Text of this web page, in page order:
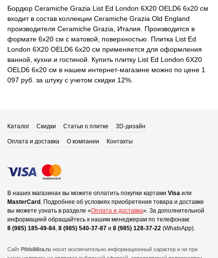
Бордюр Ceramiche Grazia List Ed London 6X20 OELD6 6x20 см
входит в состав коллекции Ceramiche Grazia Old England
производителя Ceramiche Grazia, Италия. Производится в
формате 6x20 см с матовой, поверхностью. Плитка List Ed
London 6X20 OELD6 6x20 см применяется для оформления
ванной, кухни и гостиной. Купить плитку List Ed London 6X20
OELD6 6x20 см в нашем интернет-магазине можно по цене 1
097 руб. за штуку с учетом скидки 12%.
Каталог Скидки Статьи о плитке 3D-дизайн
Оплата и доставка О компании Контакты
В наших магазинах вы можете оплатить покупки картами Visa или
MasterCard . Подробнее об условиях приобретения товара и доставке
вы можете узнать в разделе «Оплата и доставка». За дополнительной
информацией обращайтесь к нашим менеджерам по телефонам:
8 (985) 185-49-84, 8 (985) 540-37-87 и 8 (985) 128-37-22 (WhatsApp).
Сайт PlitkiMira.ru носит исключительно информационный характер и ни при